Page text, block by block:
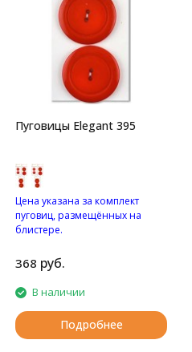
Пуговицы Elegant 395
Цена указана за комплект
пуговиц, размещённых на
блистере.
двумя отверстиями.
368 руб.
В наличии
Подробнее